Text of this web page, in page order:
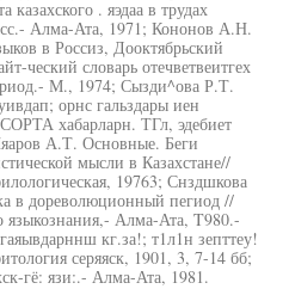
. яэдаа в трудах
Алма-Ата, 1971; Кононов А.Н.
в Россиз, Дооктябрьский
ческий словарь отечветвеитгех
М., 1974; Сызди^ова Р.Т.
орнс гальздары иен
хабарларн. ТГл, эдебиет
А.Т. Основные. Беги
мысли в Казахстане//
19763; Снздшкова
в дореволюционный пегиод //
языкознания,- Алма-Ата, T980.-
кг.за!; т1л1н зепттеу!
серяяск, 1901, 3, 7-14 бб;
гё: язи:.- Алма-Ата, 1981.